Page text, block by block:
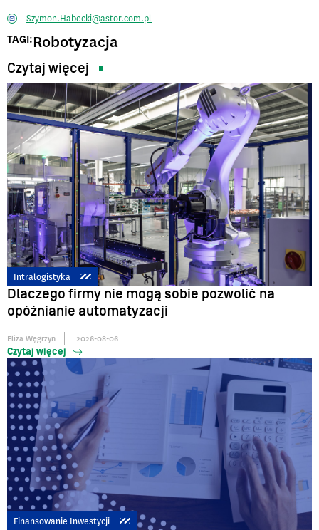
Szymon.Habecki@astor.com.pl
TAGI:Robotyzacja
Czytaj więcej
Intralogistyka
Dlaczego firmy nie mogą sobie pozwolić na
opóźnianie automatyzacji
Eliza Węgrzyn 2026-08-06
Czytaj więcej
Finansowanie Inwestycji